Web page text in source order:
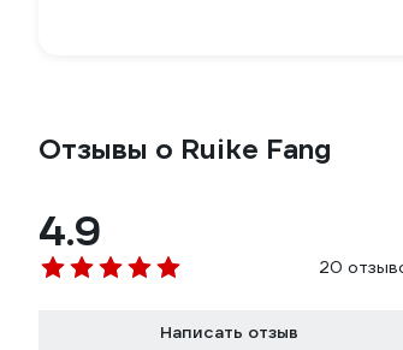
Отзывы о Ruike Fang
4.9
20
Написать отзыв